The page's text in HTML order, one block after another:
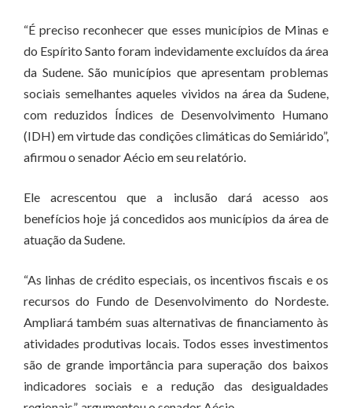
“É preciso reconhecer que esses municípios de Minas e
do Espírito Santo foram indevidamente excluídos da área
da Sudene. São municípios que apresentam problemas
sociais semelhantes aqueles vividos na área da Sudene,
com reduzidos Índices de Desenvolvimento Humano
(IDH) em virtude das condições climáticas do Semiárido”,
afirmou o senador Aécio em seu relatório.
Ele acrescentou que a inclusão dará acesso aos
benefícios hoje já concedidos aos municípios da área de
atuação da Sudene.
“As linhas de crédito especiais, os incentivos fiscais e os
recursos do Fundo de Desenvolvimento do Nordeste.
Ampliará também suas alternativas de financiamento às
atividades produtivas locais. Todos esses investimentos
são de grande importância para superação dos baixos
indicadores sociais e a redução das desigualdades